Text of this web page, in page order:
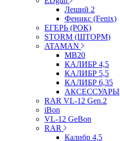
Леший 2
Феникс (Fenix)
ЕГЕРЬ (РОК)
STORM (ШТОРМ)
ATAMAN
МВ20
КАЛИБР 4,5
КАЛИБР 5,5
КАЛИБР 6,35
АКСЕССУАРЫ
RAR VL-12 Gen.2
iBon
VL-12 GeBon
RAR
Калибр 4,5